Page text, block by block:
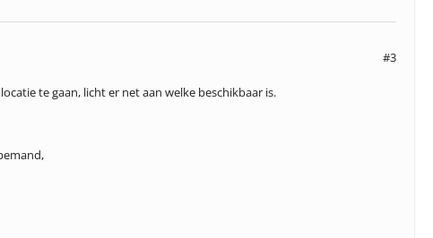
#3
te gaan, licht er net aan welke beschikbaar is.